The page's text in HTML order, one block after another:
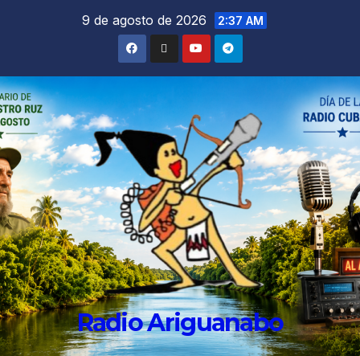
9 de agosto de 2026 2:37 AM
Radio Ariguanabo